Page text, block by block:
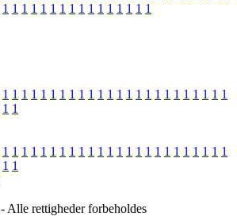
1 1 1 1 1 1 1 1 1 1 1 1 1 1 1 1
1 1 1 1 1 1 1 1 1 1 1 1 1 1 1 1 1 1 1 1 1 1 1 1
1 1
1 1 1 1 1 1 1 1 1 1 1 1 1 1 1 1 1 1 1 1 1 1 1 1
1 1
- Alle rettigheder forbeholdes